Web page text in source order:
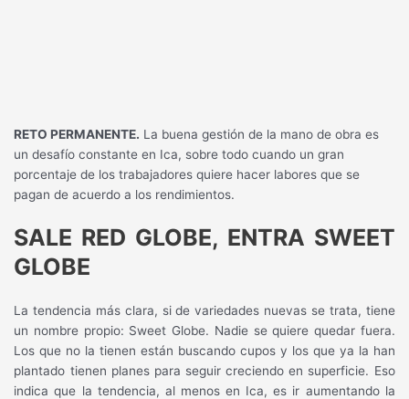
RETO PERMANENTE. La buena gestión de la mano de obra es
un desafío constante en Ica, sobre todo cuando un gran
porcentaje de los trabajadores quiere hacer labores que se
pagan de acuerdo a los rendimientos.
SALE RED GLOBE, ENTRA SWEET
GLOBE
La tendencia más clara, si de variedades nuevas se trata, tiene
un nombre propio: Sweet Globe. Nadie se quiere quedar fuera.
Los que no la tienen están buscando cupos y los que ya la han
plantado tienen planes para seguir creciendo en superficie. Eso
indica que la tendencia, al menos en Ica, es ir aumentando la